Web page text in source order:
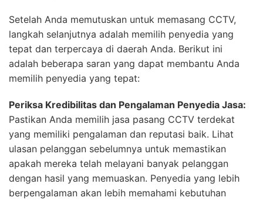
Setelah Anda memutuskan untuk memasang CCTV,
langkah selanjutnya adalah memilih penyedia yang
tepat dan terpercaya di daerah Anda. Berikut ini
adalah beberapa saran yang dapat membantu Anda
memilih penyedia yang tepat:
Periksa Kredibilitas dan Pengalaman Penyedia Jasa:
Pastikan Anda memilih jasa pasang CCTV terdekat
yang memiliki pengalaman dan reputasi baik. Lihat
ulasan pelanggan sebelumnya untuk memastikan
apakah mereka telah melayani banyak pelanggan
dengan hasil yang memuaskan. Penyedia yang lebih
berpengalaman akan lebih memahami kebutuhan